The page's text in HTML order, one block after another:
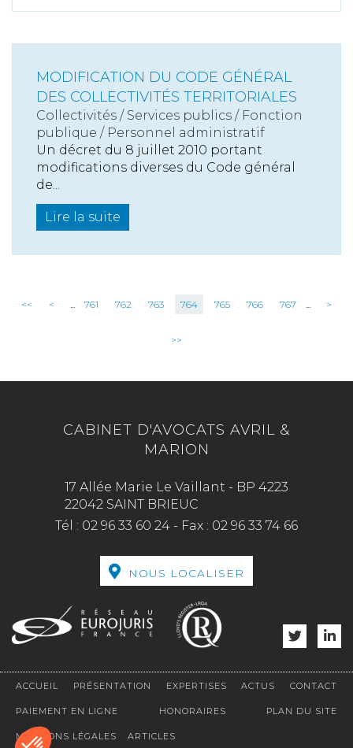
MODIFICATION DU CODE GÉNÉRAL
DES COLLECTIVITÉS TERRITORIALES
Collectivités / Services publics / Fonction
publique / Personnel administratif
Un décret du 8 juillet 2010 portant
modifications diverses du Code général
de...
Lire la suite
<< < 761 762 763 764 765 766 767 >
>>
CABINET D'AVOCATS AVRIL &
MARION
17 Allée Marie Le Vaillant - BP 4223
22042 SAINT BRIEUC
Tél : 02 96 33 60 24 - Fax : 02 96 33 74 66
NOUS LOCALISER
ACCUEIL PRÉSENTATION EXPERTISES ACTUS CONTACT
PAIEMENT EN LIGNE HONORAIRES PLAN DU SITE
MENTIONS LÉGALES ARTICLES